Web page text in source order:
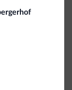
die neue
neue Kollektion